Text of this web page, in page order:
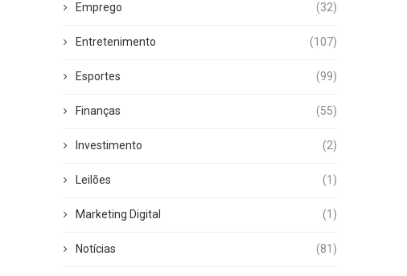
Emprego (32)
Entretenimento (107)
Esportes (99)
Finanças (55)
Investimento (2)
Leilões (1)
Marketing Digital (1)
Notícias (81)